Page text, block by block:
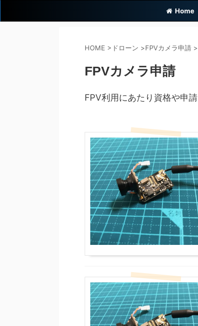
Home
HOME > ドローン >FPVカメラ申請 >
FPVカメラ申請
FPV利用にあたり資格や申請